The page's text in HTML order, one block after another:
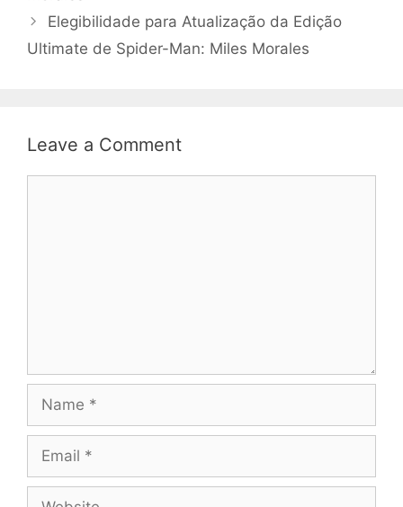
Elegibilidade para Atualização da Edição
Ultimate de Spider-Man: Miles Morales
Leave a Comment
Name
Email
Website